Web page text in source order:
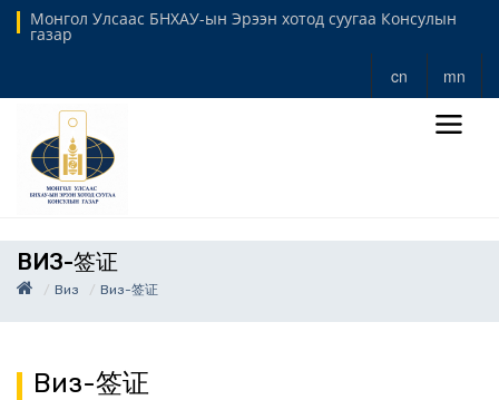
Монгол Улсаас БНХАУ-ын Эрээн хотод суугаа Консулын
газар
cn mn
ВИЗ-签证
Виз Виз-签证
Виз-签证